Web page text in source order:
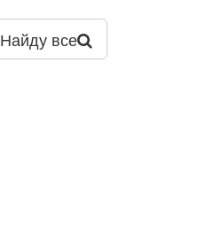
Найду все